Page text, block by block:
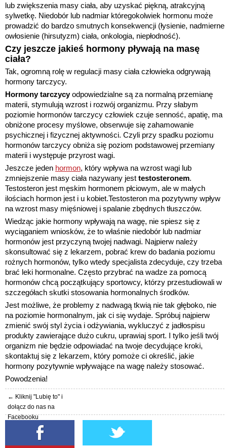
lub zwiększenia masy ciała, aby uzyskać piękną, atrakcyjną
sylwetkę. Niedobór lub nadmiar któregokolwiek hormonu może
prowadzić do bardzo smutnych konsekwencji (łysienie, nadmierne
owłosienie (hirsutyzm) ciała, onkologia, niepłodność).
Czy jeszcze jakieś hormony pływają na masę
ciała?
Tak, ogromną rolę w regulacji masy ciała człowieka odgrywają
hormony tarczycy.
Hormony tarczycyodpowiedzialne są za normalną przemianę
materii, stymulują wzrost i rozwój organizmu. Przy słabym
poziomie hormonów tarczycy człowiek czuje senność, apatię, ma
obniżone procesy myślowe, obserwuje się zahamowanie
psychicznej i fizycznej aktywności. Czyli przy spadku poziomu
hormonów tarczycy obniża się poziom podstawowej przemiany
materii i występuje przyrost wagi.
Jeszcze jeden hormon, który wpływa na wzrost wagi lub
zmniejszenie masy ciała nazywany jest testosteronem.
Testosteron jest męskim hormonem płciowym, ale w małych
ilościach hormon jest i u kobiet.Testosteron ma pozytywny wpływ
na wzrost masy mięśniowej i spalanie zbędnych tłuszczów.
Wiedząc jakie hormony wpływają na wagę, nie spiesz się z
wyciąganiem wniosków, że to właśnie niedobór lub nadmiar
hormonów jest przyczyną twojej nadwagi. Najpierw należy
skonsultować się z lekarzem, pobrać krew do badania poziomu
rożnych hormonów, tylko wtedy specjalista zdecyduje, czy trzeba
brać leki hormonalne. Często przybrać na wadze za pomocą
hormonów chcą początkujący sportowcy, którzy przestudiowali w
szczegółach skutki stosowania hormonalnych środków.
Jest możliwe, że problemy z nadwagą tkwią nie tak głęboko, nie
na poziomie hormonalnym, jak ci się wydaje. Spróbuj najpierw
zmienić swój styl życia i odżywiania, wykluczyć z jadłospisu
produkty zawierające dużo cukru, uprawiaj sport. I tylko jeśli twój
organizm nie będzie odpowiadać na twoje decydujące kroki,
skontaktuj się z lekarzem, który pomoże ci określić, jakie
hormony pozytywnie wpływające na wagę należy stosować.
Powodzenia!
← Kliknij "Lubię to" i
dołącz do nas na
Facebooku